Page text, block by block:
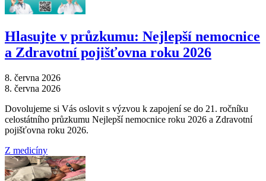
Hlasujte v průzkumu: Nejlepší nemocnice
a Zdravotní pojišťovna roku 2026
8. června 2026
8. června 2026
Dovolujeme si Vás oslovit s výzvou k zapojení se do 21. ročníku
celostátního průzkumu Nejlepší nemocnice roku 2026 a Zdravotní
pojišťovna roku 2026.
Z medicíny